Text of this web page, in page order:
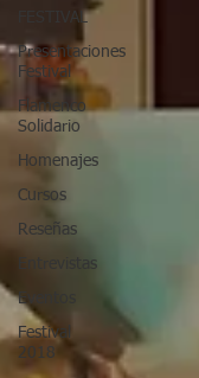
FESTIVAL
Presentaciones
Festival
Flamenco
Solidario
Homenajes
Cursos
Reseñas
Entrevistas
Eventos
Festival
2018